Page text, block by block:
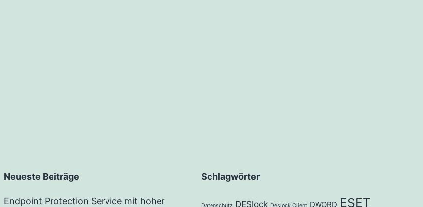
Neueste Beiträge
Endpoint Protection Service mit hoher
Schlagwörter
Datenschutz DESlock Deslock Client DWORD ESET